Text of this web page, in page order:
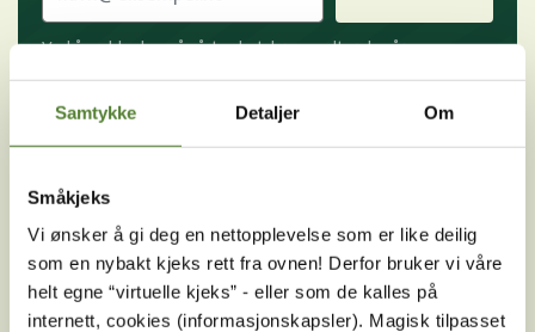
Samtykke Detaljer Om
Småkjeks
Vi ønsker å gi deg en nettopplevelse som er like deilig
som en nybakt kjeks rett fra ovnen! Derfor bruker vi våre
helt egne “virtuelle kjeks” - eller som de kalles på
internett, cookies (informasjonskapsler). Magisk tilpasset
Ved å melde deg på vårt nyhetsbrev godtar du våre
sosiale medier!